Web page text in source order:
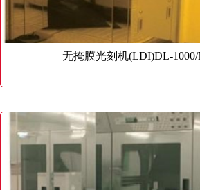
无掩膜光刻机(LDI)DL-1000/